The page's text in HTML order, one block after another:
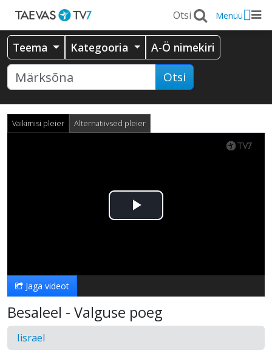
Menüü
Teema Kategooria A-Ö nimekiri
Otsi
Vaikimisi pleier Alternatiivsed pleier
Esita
Jaga videot
Besaleel - Valguse poeg
Iisrael